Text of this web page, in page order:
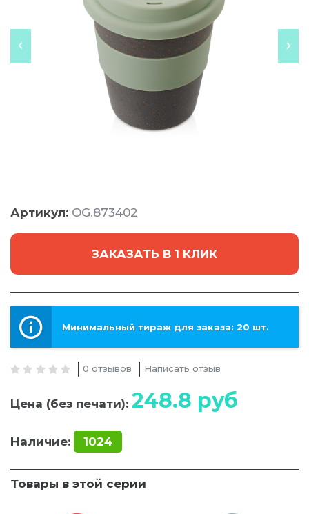
Артикул: OG.873402
ЗАКАЗАТЬ В 1 КЛИК
Минимальный тираж для заказа: 20 шт.
0 отзывов Написать отзыв
Цена (без печати): 248.8 руб
Наличие: 1024
Товары в этой серии